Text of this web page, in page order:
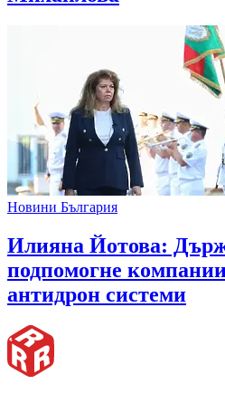
Новини България
Илияна Йотова:
подпомогне
антидрон системи